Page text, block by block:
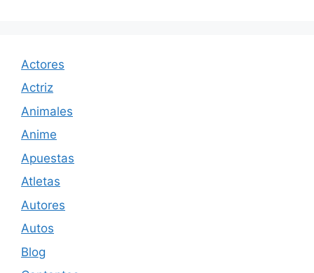
Actores
Actriz
Animales
Anime
Apuestas
Atletas
Autores
Autos
Blog